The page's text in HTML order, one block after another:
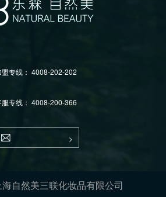
专线： 4008-202-202
专线： 4008-200-366
自然美三联化妆品有限公司